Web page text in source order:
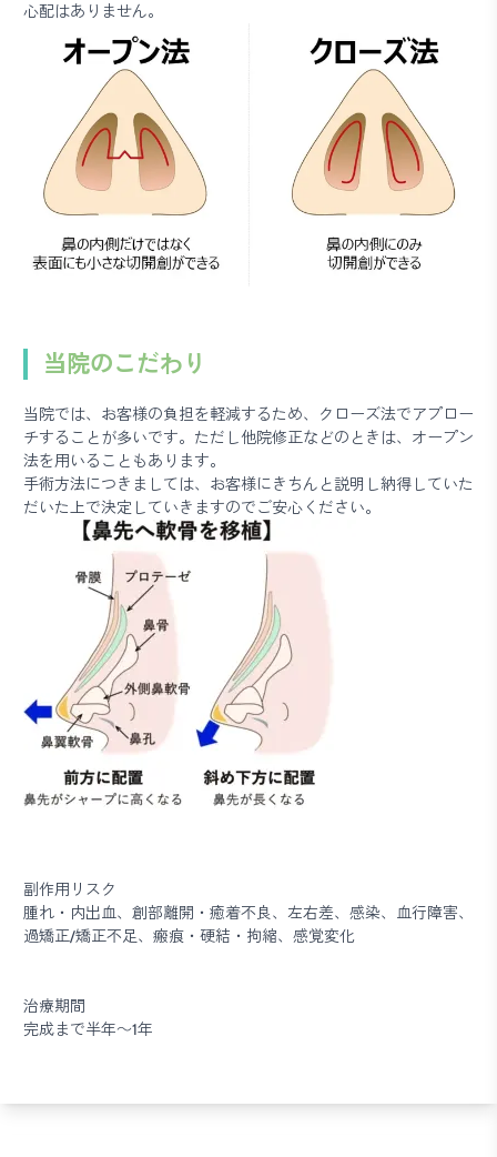
心配はありません。
当院のこだわり
当院では、お客様の負担を軽減するため、クローズ法でアプロー
チすることが多いです。ただし他院修正などのときは、オープン
法を用いることもあります。
手術方法につきましては、お客様にきちんと説明し納得していた
だいた上で決定していきますのでご安心ください。
副作用リスク
腫れ・内出血、創部離開・癒着不良、左右差、感染、血行障害、
過矯正/矯正不足、瘢痕・硬結・拘縮、感覚変化
治療期間
完成まで半年～1年